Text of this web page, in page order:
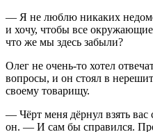
— Я не люблю никаких
и хочу, чтобы все
что же мы здесь забыли?
Олег не очень-то хотел
вопросы, и он стоял в
своему товарищу.
— Чёрт меня дёрнул взять
он. — И сам бы справился.